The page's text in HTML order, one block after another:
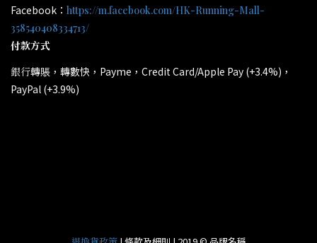
Facebook： https://m.facebook.com/HK-Running-Mall-
358540408334713/
付款方式
銀行轉賬，轉數快，Payme，Credit Card/Apple Pay (+3.4%)，
PayPal (+3.9%)